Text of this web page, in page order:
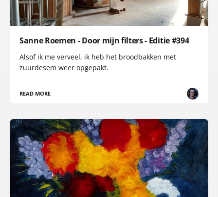
Sanne Roemen - Door mijn filters - Editie #394
Alsof ik me verveel, ik heb het broodbakken met
zuurdesem weer opgepakt.
READ MORE